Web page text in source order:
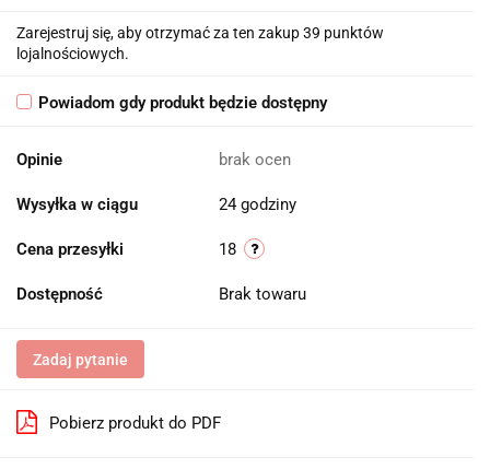
Zarejestruj się, aby otrzymać za ten zakup 39 punktów
lojalnościowych.
Powiadom gdy produkt będzie dostępny
Opinie brak ocen
Wysyłka w ciągu 24 godziny
Cena przesyłki 18
Dostępność Brak towaru
Zadaj pytanie
Pobierz produkt do PDF